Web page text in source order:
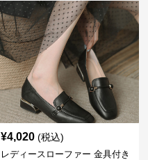
¥4,020 (税込)
レディースローファー 金具付き